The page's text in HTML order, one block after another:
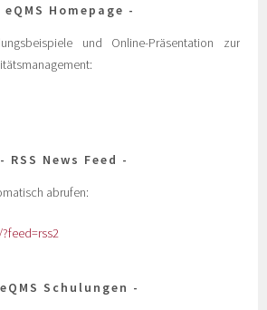
eQMS Homepage
und Online-Präsentation zur
RSS News Feed
abrufen:
eQMS Schulungen